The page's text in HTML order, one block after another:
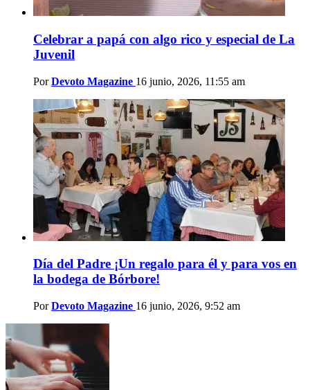
Celebrar a papá con algo rico y especial de La
Juvenil
Por Devoto Magazine 16 junio, 2026, 11:55 am
Día del Padre ¡Un regalo para él y para vos en
la bodega de Bórbore!
Por Devoto Magazine 16 junio, 2026, 9:52 am